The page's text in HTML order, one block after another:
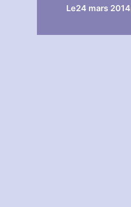
Le24 mars 2014